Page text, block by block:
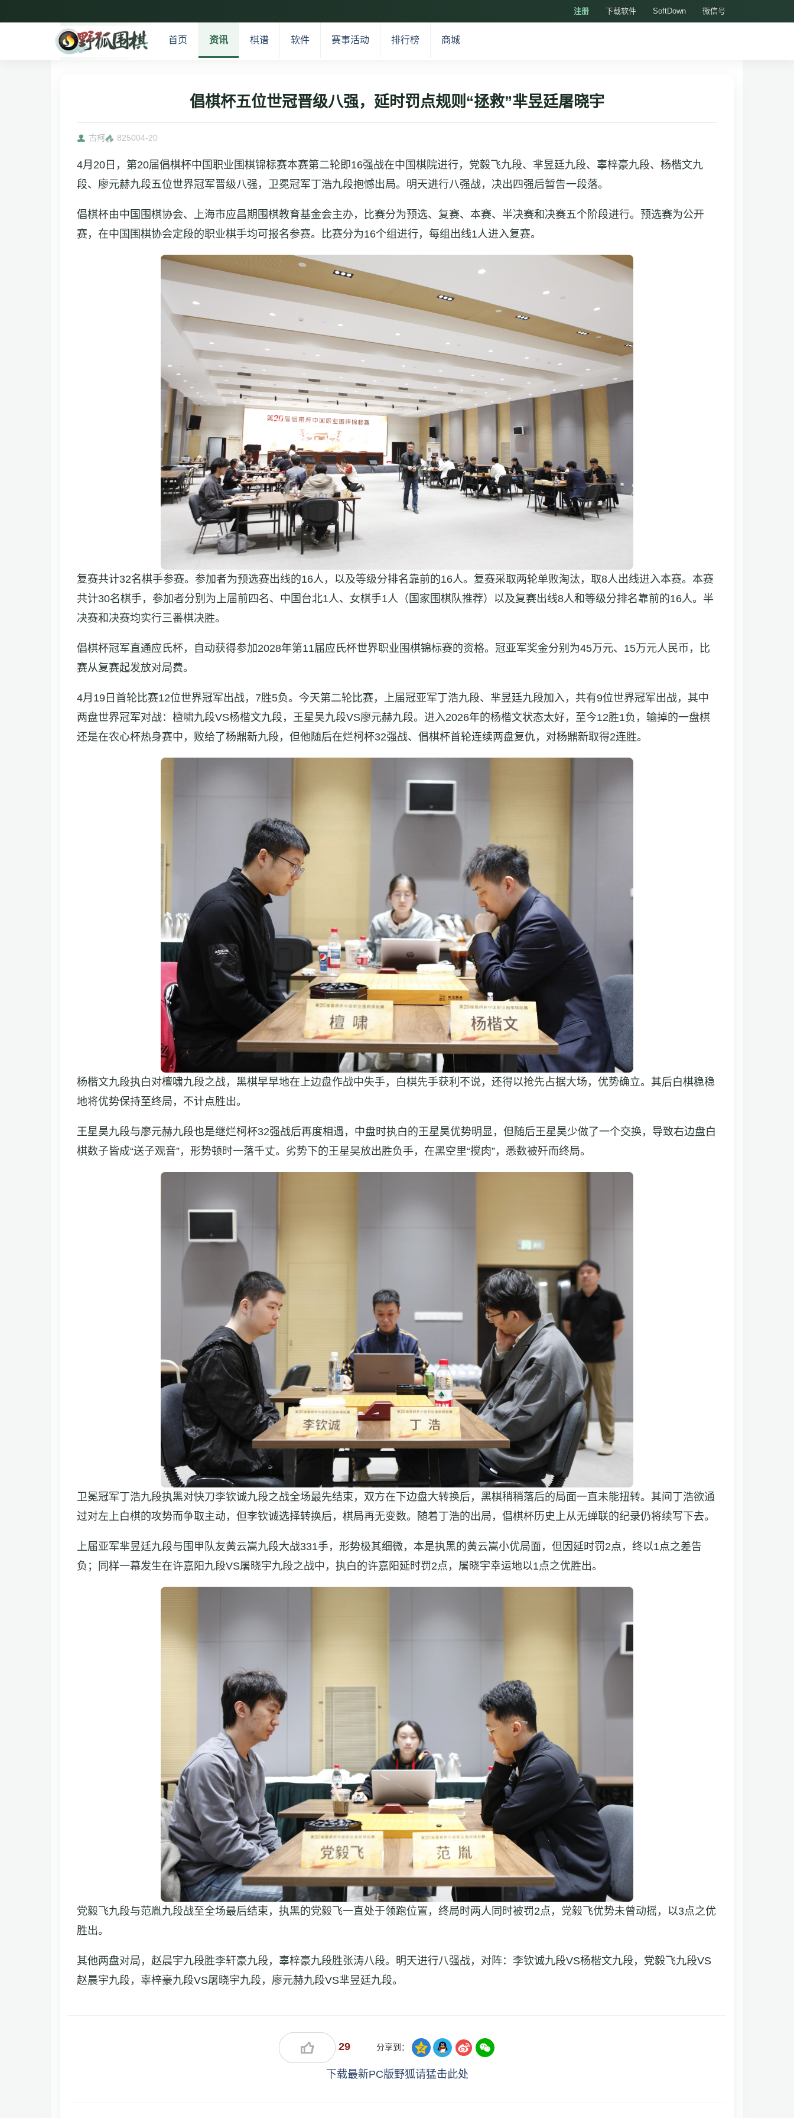
注册 下载软件 SoftDown 微信号
首页 资讯 棋谱 软件 赛事活动 排行榜 商城
倡棋杯五位世冠晋级八强，延时罚点规则“拯救”芈昱廷屠晓宇
古柯 825004-20
4月20日，第20届倡棋杯中国职业围棋锦标赛本赛第二轮即16强战在中国棋院进行，党毅飞九段、芈昱廷九段、辜梓豪九段、杨楷文九
段、廖元赫九段五位世界冠军晋级八强，卫冕冠军丁浩九段抱憾出局。明天进行八强战，决出四强后暂告一段落。
倡棋杯由中国围棋协会、上海市应昌期围棋教育基金会主办，比赛分为预选、复赛、本赛、半决赛和决赛五个阶段进行。预选赛为公开
赛，在中国围棋协会定段的职业棋手均可报名参赛。比赛分为16个组进行，每组出线1人进入复赛。
复赛共计32名棋手参赛。参加者为预选赛出线的16人，以及等级分排名靠前的16人。复赛采取两轮单败淘汰，取8人出线进入本赛。本赛
共计30名棋手，参加者分别为上届前四名、中国台北1人、女棋手1人（国家围棋队推荐）以及复赛出线8人和等级分排名靠前的16人。半
决赛和决赛均实行三番棋决胜。
倡棋杯冠军直通应氏杯，自动获得参加2028年第11届应氏杯世界职业围棋锦标赛的资格。冠亚军奖金分别为45万元、15万元人民币，比
赛从复赛起发放对局费。
4月19日首轮比赛12位世界冠军出战，7胜5负。今天第二轮比赛，上届冠亚军丁浩九段、芈昱廷九段加入，共有9位世界冠军出战，其中
两盘世界冠军对战：檀啸九段VS杨楷文九段，王星昊九段VS廖元赫九段。进入2026年的杨楷文状态太好，至今12胜1负，输掉的一盘棋
还是在农心杯热身赛中，败给了杨鼎新九段，但他随后在烂柯杯32强战、倡棋杯首轮连续两盘复仇，对杨鼎新取得2连胜。
杨楷文九段执白对檀啸九段之战，黑棋早早地在上边盘作战中失手，白棋先手获利不说，还得以抢先占据大场，优势确立。其后白棋稳稳
地将优势保持至终局，不计点胜出。
王星昊九段与廖元赫九段也是继烂柯杯32强战后再度相遇，中盘时执白的王星昊优势明显，但随后王星昊少做了一个交换，导致右边盘白
棋数子皆成“送子观音”，形势顿时一落千丈。劣势下的王星昊放出胜负手，在黑空里“搅肉”，悉数被歼而终局。
卫冕冠军丁浩九段执黑对快刀李钦诚九段之战全场最先结束，双方在下边盘大转换后，黑棋稍稍落后的局面一直未能扭转。其间丁浩欲通
过对左上白棋的攻势而争取主动，但李钦诚选择转换后，棋局再无变数。随着丁浩的出局，倡棋杯历史上从无蝉联的纪录仍将续写下去。
上届亚军芈昱廷九段与围甲队友黄云嵩九段大战331手，形势极其细微，本是执黑的黄云嵩小优局面，但因延时罚2点，终以1点之差告
负；同样一幕发生在许嘉阳九段VS屠晓宇九段之战中，执白的许嘉阳延时罚2点，屠晓宇幸运地以1点之优胜出。
党毅飞九段与范胤九段战至全场最后结束，执黑的党毅飞一直处于领跑位置，终局时两人同时被罚2点，党毅飞优势未曾动摇，以3点之优
胜出。
其他两盘对局，赵晨宇九段胜李轩豪九段，辜梓豪九段胜张涛八段。明天进行八强战，对阵：李钦诚九段VS杨楷文九段，党毅飞九段VS
赵晨宇九段，辜梓豪九段VS屠晓宇九段，廖元赫九段VS芈昱廷九段。
29 分享到：
下载最新PC版野狐请猛击此处